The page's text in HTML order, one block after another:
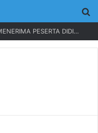
MAN 1 ACEH BESAR KEMBALI MENERIMA PESERTA DIDIK BARU TAHUN 2023